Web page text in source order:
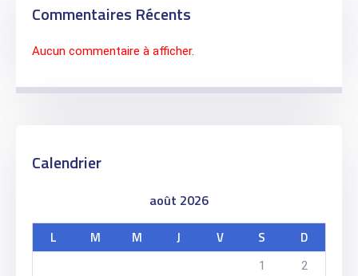
Commentaires Récents
Aucun commentaire à afficher.
Calendrier
août 2026
L M M J V S D
1
2